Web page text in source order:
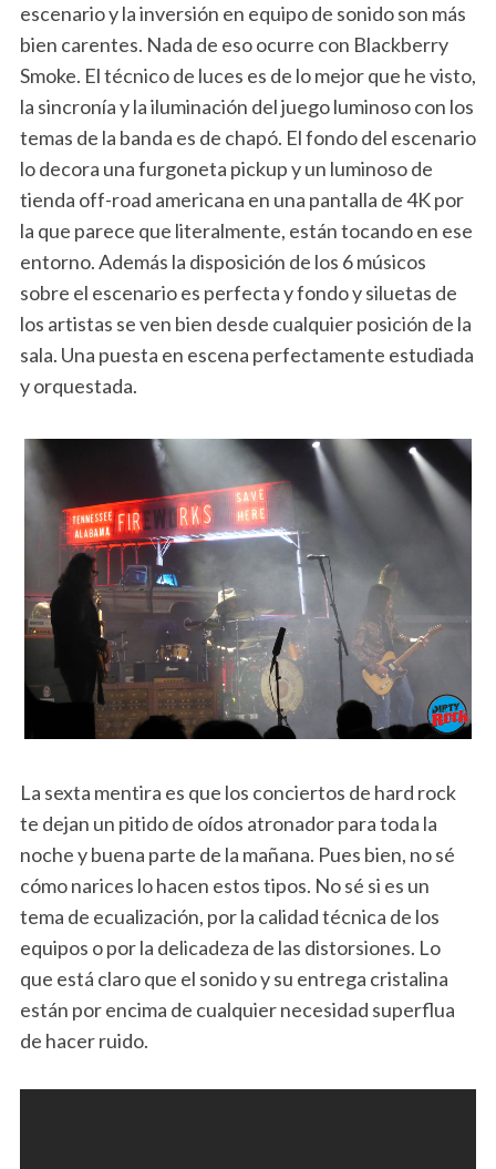
escenario y la inversión en equipo de sonido son más
bien carentes. Nada de eso ocurre con Blackberry
Smoke. El técnico de luces es de lo mejor que he visto,
la sincronía y la iluminación del juego luminoso con los
temas de la banda es de chapó. El fondo del escenario
lo decora una furgoneta pickup y un luminoso de
tienda off-road americana en una pantalla de 4K por
la que parece que literalmente, están tocando en ese
entorno. Además la disposición de los 6 músicos
sobre el escenario es perfecta y fondo y siluetas de
los artistas se ven bien desde cualquier posición de la
sala. Una puesta en escena perfectamente estudiada
y orquestada.
La sexta mentira es que los conciertos de hard rock
te dejan un pitido de oídos atronador para toda la
noche y buena parte de la mañana. Pues bien, no sé
cómo narices lo hacen estos tipos. No sé si es un
tema de ecualización, por la calidad técnica de los
equipos o por la delicadeza de las distorsiones. Lo
que está claro que el sonido y su entrega cristalina
están por encima de cualquier necesidad superflua
de hacer ruido.